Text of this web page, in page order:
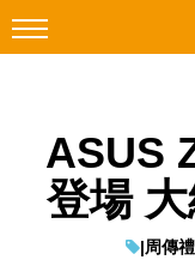
Facebook
科技焦點
ASUS
登場
|周傳禮